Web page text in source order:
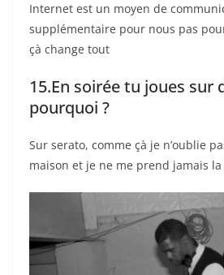
Internet est un moyen de
supplémentaire pour nous pas
çà change tout
15.En soirée tu joues sur
pourquoi ?
Sur serato, comme çà je n’oublie
maison et je ne me prend jamais la